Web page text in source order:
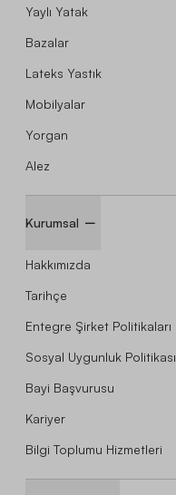
Yaylı Yatak
Bazalar
Lateks Yastık
Mobilyalar
Yorgan
Alez
Kurumsal
Hakkımızda
Tarihçe
Entegre Şirket Politikaları
Sosyal Uygunluk Politikası
Bayi Başvurusu
Kariyer
Bilgi Toplumu Hizmetleri